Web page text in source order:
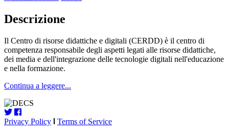
Descrizione
Il Centro di risorse didattiche e digitali (CERDD) è il centro di
competenza responsabile degli aspetti legati alle risorse didattiche,
dei media e dell'integrazione delle tecnologie digitali nell'educazione
e nella formazione.
Continua a leggere...
Privacy Policy
Terms of Service